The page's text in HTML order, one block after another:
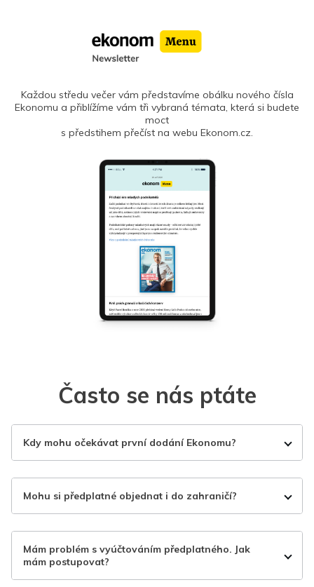
Každou středu večer vám představíme obálku nového čísla
Ekonomu a přiblížíme vám tři vybraná témata, která si budete
moct
s předstihem přečíst na webu Ekonom.cz.
Často se nás ptáte
Kdy mohu očekávat první dodání Ekonomu?
Mohu si předplatné objednat i do zahraničí?
Mám problém s vyúčtováním předplatného. Jak
mám postupovat?